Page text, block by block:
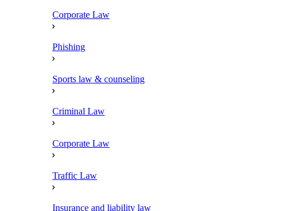
Corporate Law
Phishing
Sports law & counseling
Criminal Law
Corporate Law
Traffic Law
Insurance and liability law